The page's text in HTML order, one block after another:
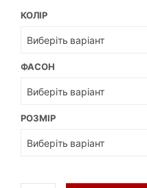
КОЛІР
ФАСОН
РОЗМІР